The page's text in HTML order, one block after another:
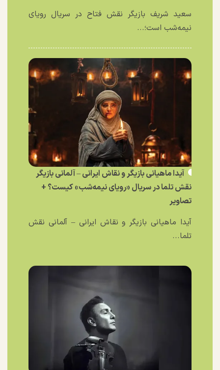
سعید شریف بازیگر نقش فتاح در سریال رویای
نیمه‌شب است؛...
آیدا ماهیانی بازیگر و نقاش ایرانی – آلمانی بازیگر
نقش تلما در سریال «رویای نیمه‌شب» کیست؟ +
تصاویر
آیدا ماهیانی بازیگر و نقاش ایرانی – آلمانی نقش
تلما...